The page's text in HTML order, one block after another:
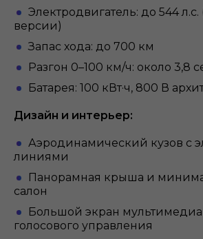
Электродвигатель: до 544 л.с.
версии)
Запас хода: до 700 км
Разгон 0–100 км/ч: около 3,8
Батарея: 100 кВт·ч, 800 В
Дизайн и интерьер:
Аэродинамический кузов с
линиями
Панорамная крыша и
салон
Большой экран
голосового управления